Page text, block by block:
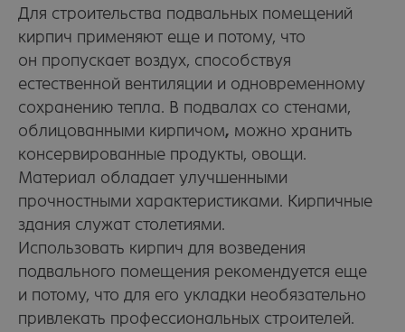
Для строительства подвальных помещений
кирпич применяют еще и потому, что
он пропускает воздух, способствуя
естественной вентиляции и одновременному
сохранению тепла. В подвалах со стенами,
облицованными кирпичом, можно хранить
консервированные продукты, овощи.
Материал обладает улучшенными
прочностными характеристиками. Кирпичные
здания служат столетиями.
Использовать кирпич для возведения
подвального помещения рекомендуется еще
и потому, что для его укладки необязательно
привлекать профессиональных строителей.